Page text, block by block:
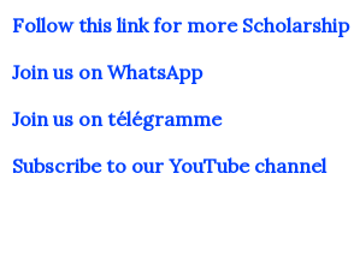
Follow this link for more Scholarship
Join us on WhatsApp
Join us on télégramme
Subscribe to our YouTubechannel